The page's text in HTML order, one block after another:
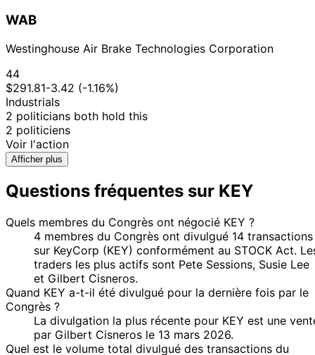
WAB
Westinghouse Air Brake Technologies Corporation
44
$291.81-3.42 (-1.16%)
Industrials
2 politicians both hold this
2 politiciens
Voir l'action
Afficher plus
Questions fréquentes sur KEY
Quels membres du Congrès ont négocié KEY ?
4 membres du Congrès ont divulgué 14 transactions
sur KeyCorp (KEY) conformément au STOCK Act.
traders les plus actifs sont Pete Sessions, Susie Lee
et Gilbert Cisneros.
Quand KEY a-t-il été divulgué pour la dernière fois par le
Congrès ?
La divulgation la plus récente pour KEY est une
par Gilbert Cisneros le 13 mars 2026.
Quel est le volume total divulgué des transactions du